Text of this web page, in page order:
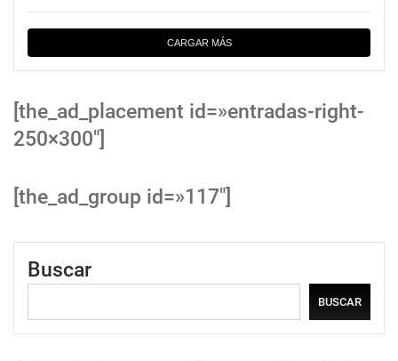
CARGAR MÁS
[the_ad_placement id=»entradas-right-
250×300″]
[the_ad_group id=»117″]
Buscar
BUSCAR